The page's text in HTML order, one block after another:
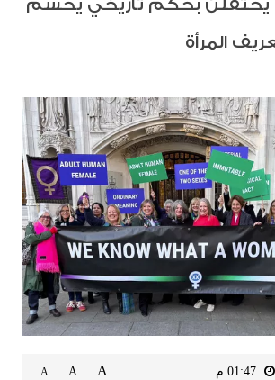
يحتفلن بحكم تاريخي يحسم
المرأة
A
A
A